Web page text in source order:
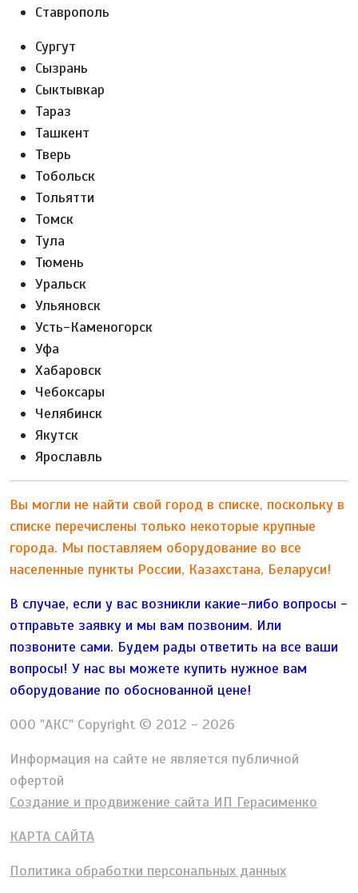
Ставрополь
Сургут
Сызрань
Сыктывкар
Тараз
Ташкент
Тверь
Тобольск
Тольятти
Томск
Тула
Тюмень
Уральск
Ульяновск
Усть-Каменогорск
Уфа
Хабаровск
Чебоксары
Челябинск
Якутск
Ярославль
Вы могли не найти свой город в списке, поскольку в
списке перечислены только некоторые крупные
города. Мы поставляем оборудование во все
населенные пункты России, Казахстана, Беларуси!
В случае, если у вас возникли какие-либо вопросы -
отправьте заявку и мы вам позвоним. Или
позвоните сами. Будем рады ответить на все ваши
вопросы! У нас вы можете купить нужное вам
оборудование по обоснованной цене!
ООО "АКС" Copyright © 2012 - 2026
Информация на сайте не является публичной
офертой
Создание и продвижение сайта ИП Герасименко
КАРТА САЙТА
Политика обработки персональных данных